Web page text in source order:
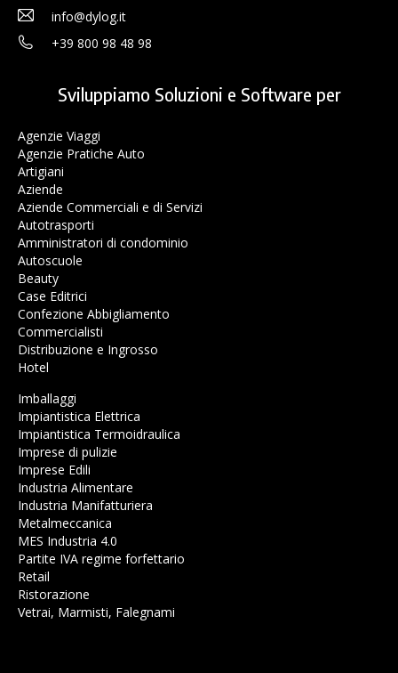
info@dylog.it
+39 800 98 48 98
Sviluppiamo Soluzioni e Software per
Agenzie Viaggi
Agenzie Pratiche Auto
Artigiani
Aziende
Aziende Commerciali e di Servizi
Autotrasporti
Amministratori di condominio
Autoscuole
Beauty
Case Editrici
Confezione Abbigliamento
Commercialisti
Distribuzione e Ingrosso
Hotel
Imballaggi
Impiantistica Elettrica
Impiantistica Termoidraulica
Imprese di pulizie
Imprese Edili
Industria Alimentare
Industria Manifatturiera
Metalmeccanica
MES Industria 4.0
Partite IVA regime forfettario
Retail
Ristorazione
Vetrai, Marmisti, Falegnami